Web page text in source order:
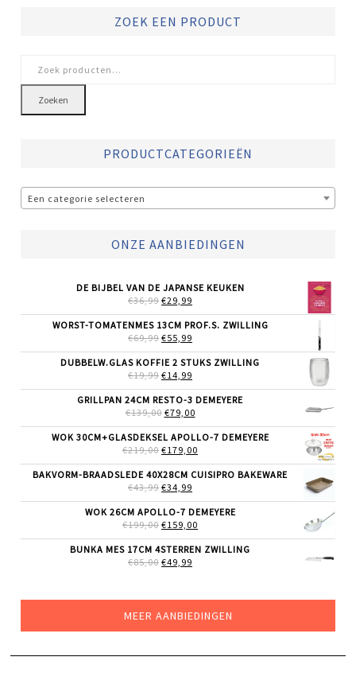
ZOEK EEN PRODUCT
naar:
Zoeken
PRODUCTCATEGORIEËN
Een categorie selecteren
ONZE AANBIEDINGEN
DE BIJBEL VAN DE JAPANSE KEUKEN
€36,99 OORSPRONKELIJKE
WAS:
€36,99.
€29,99
IS:
WORST-TOMATENMES 13CM PROF.S. ZWILLING
€69,99 OORSPRONKELIJKE
WAS:
€69,99.
€55,99
IS:
DUBBELW.GLAS KOFFIE 2 STUKS ZWILLING
€19,99 OORSPRONKELIJKE
WAS:
€19,99.
€14,99
IS:
€14,99.
GRILLPAN 24CM RESTO-3 DEMEYERE
€139,00 OORSPRONKELIJKE
WAS:
€139,00.
€79,00HUIDIGE
IS:
€79,00.
WOK 30CM+GLASDEKSEL APOLLO-7 DEMEYERE
€219,00 OORSPRONKELIJKE
WAS:
€219,00.
€179,00
IS:
BAKVORM-BRAADSLEDE 40X28CM CUISIPRO BAKEWARE
€43,99 OORSPRONKELIJKE
WAS:
€43,99.
€34,99
IS:
€34,99.
WOK 26CM APOLLO-7 DEMEYERE
€199,00 OORSPRONKELIJKE
WAS:
€199,00.
€159,00
IS:
BUNKA MES 17CM 4STERREN ZWILLING
€85,00 OORSPRONKELIJKE
€49,99
MEER AANBIEDINGEN